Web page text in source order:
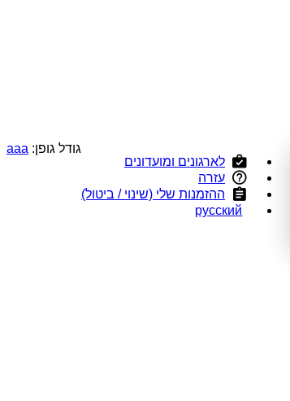
גודל גופן: aaa
לארגונים ומועדונים
עזרה
ההזמנות שלי (שינוי / ביטול)
русский